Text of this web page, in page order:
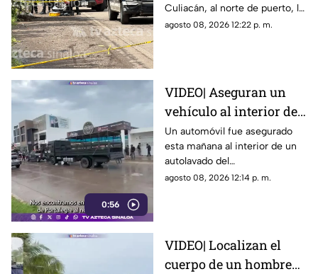
Culiacán, al norte de puerto, la
mañana de este sábado
agosto 08, 2026 12:22 p. m.
0:56
VIDEO| Aseguran un
vehículo al interior de
un autolavado en el
fraccionamiento
Portalegre, en Culiacán
Un automóvil fue asegurado
esta mañana al interior de un
autolavado del
fraccionamiento Portalegre de
agosto 08, 2026 12:14 p. m.
VIDEO| Localizan el
cuerpo de un hombre